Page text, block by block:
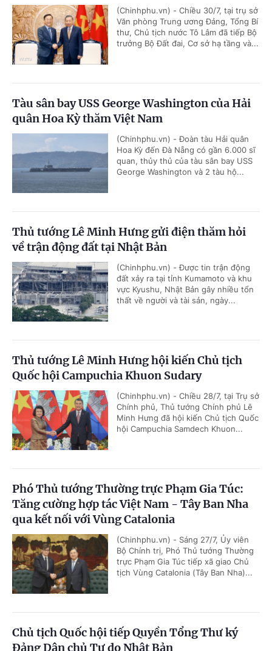
(Chinhphu.vn) - Chiều 30/7, tại trụ sở
Văn phòng Trung ương Đảng, Tổng Bí
thư, Chủ tịch nước Tô Lâm đã tiếp Bộ
trưởng Bộ Đất đai, Cơ sở hạ tầng và...
Tàu sân bay USS George Washington của Hải
quân Hoa Kỳ thăm Việt Nam
(Chinhphu.vn) - Đoàn tàu Hải quân
Hoa Kỳ đến Đà Nẵng có gần 6.000 sĩ
quan, thủy thủ của tàu sân bay USS
George Washington và 2 tàu hộ...
Thủ tướng Lê Minh Hưng gửi điện thăm hỏi
về trận động đất tại Nhật Bản
(Chinhphu.vn) - Được tin trận động
đất xảy ra tại tỉnh Kumamoto và khu
vực Kyushu, Nhật Bản gây nhiều tổn
thất về người và tài sản, ngày...
Thủ tướng Lê Minh Hưng hội kiến Chủ tịch
Quốc hội Campuchia Khuon Sudary
(Chinhphu.vn) - Chiều 28/7, tại Trụ sở
Chính phủ, Thủ tướng Chính phủ Lê
Minh Hưng đã hội kiến Chủ tịch Quốc
hội Campuchia Samdech Khuon...
Phó Thủ tướng Thường trực Phạm Gia Túc:
Tăng cường hợp tác Việt Nam - Tây Ban Nha
qua kết nối với Vùng Catalonia
(Chinhphu.vn) - Sáng 27/7, Ủy viên
Bộ Chính trị, Phó Thủ tướng Thường
trực Phạm Gia Túc tiếp xã giao Chủ
tịch Vùng Catalonia (Tây Ban Nha)...
Chủ tịch Quốc hội tiếp Quyền Tổng Thư ký
Đảng Dân chủ Tự do Nhật Bản